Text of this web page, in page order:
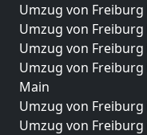
Umzug von
Umzug von
Umzug von
Umzug von
Main
Umzug von
Umzug von